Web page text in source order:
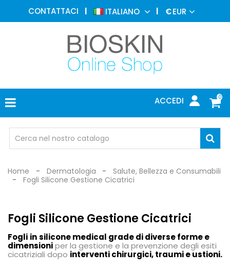
CONTATTACI ITALIANO €EUR
0
ACCEDI
MEDICINA
ESTETICA
DERMATOLOGIA
FOTOTERAPIA
ELETTROMEDICALI
MEDICO
OCCHIALI
DI
Home Dermatologia
Salute, Bellezza e Consumabili
Fogli Silicone Gestione Cicatrici
Fogli Silicone Gestione Cicatrici
Fogli insilicone medical grade di diverse forme e
dimensioniper la gestione e la prevenzione degli esiti
cicatriziali dopo interventi chirurgici, traumi e ustioni.